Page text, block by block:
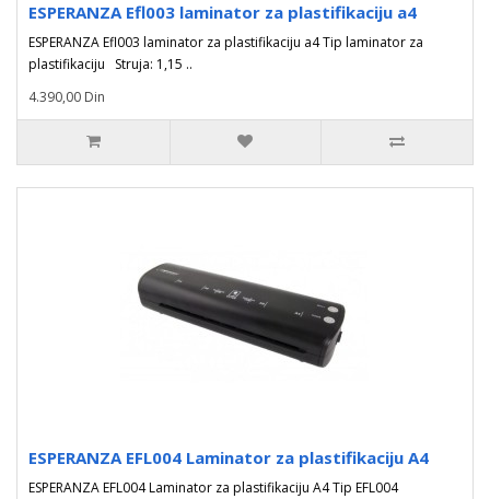
ESPERANZA Efl003 laminator za plastifikaciju a4
ESPERANZA Efl003 laminator za plastifikaciju a4 Tip laminator za
plastifikaciju Struja: 1,15 ..
4.390,00 Din
ESPERANZA EFL004 Laminator za plastifikaciju A4
ESPERANZA EFL004 Laminator za plastifikaciju A4 Tip EFL004